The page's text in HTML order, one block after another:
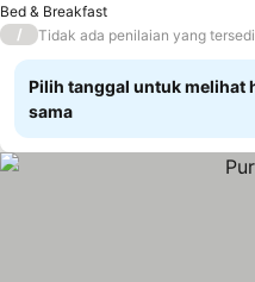
Bed & Breakfast
/ Tidak ada penilaian yang
Pilih tanggal untuk melihat
sama